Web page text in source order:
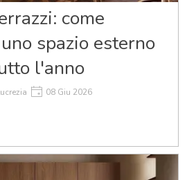
come
spazio esterno
l'anno
08 Giu 2026